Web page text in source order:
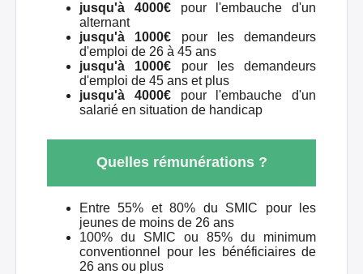
jusqu'à 4000€
pour l'embauche d'un
alternant
jusqu'à 1000€
pour les demandeurs
d'emploi de 26 à 45 ans
jusqu'à 1000€
pour les demandeurs
d'emploi de 45 ans et plus
jusqu'à 4000€
pour l'embauche d'un
salarié en situation de handicap
Quelles rémunérations ?
Entre 55% et 80% du SMIC pour les
jeunes de moins de 26 ans
100% du SMIC ou 85% du minimum
conventionnel pour les bénéficiaires de
26 ans ou plus